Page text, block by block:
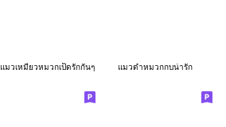
แมวเหมียวหมวกเป็ดรักกันๆ แมวดำหมวกกบน่ารัก